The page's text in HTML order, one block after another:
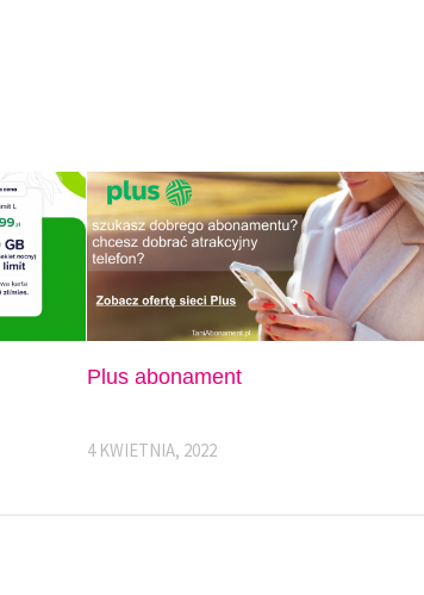
Plus abonament
4 KWIETNIA, 2022